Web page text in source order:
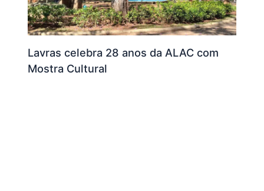
Lavras celebra 28 anos da ALAC com
Mostra Cultural